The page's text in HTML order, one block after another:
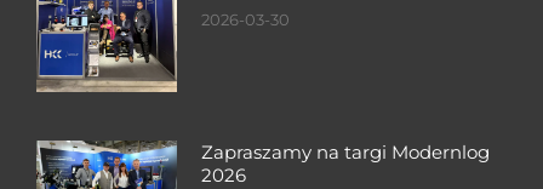
2026-03-30
Zapraszamy na targi Modernlog
2026